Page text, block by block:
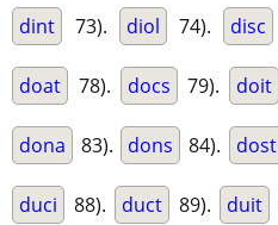
dint 73). diol 74). disc
doat 78). docs 79). doit
dona 83). dons 84). dost
duci 88). duct 89). duit